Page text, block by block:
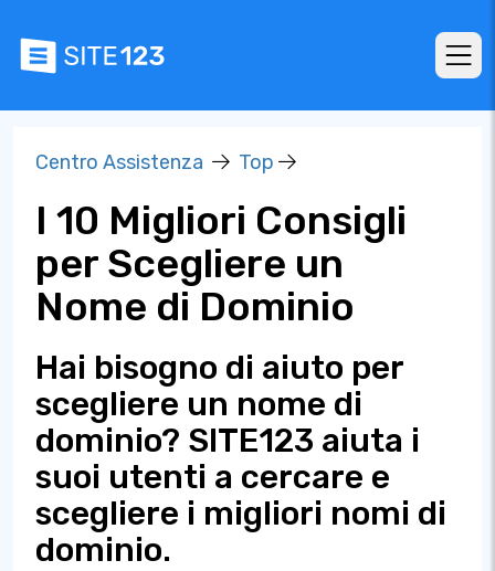
Centro Assistenza Top
I 10 Migliori Consigli
per Scegliere un
Nome di Dominio
Hai bisogno di aiuto per
scegliere un nome di
dominio? SITE123 aiuta i
suoi utenti a cercare e
scegliere i migliori nomi di
dominio.